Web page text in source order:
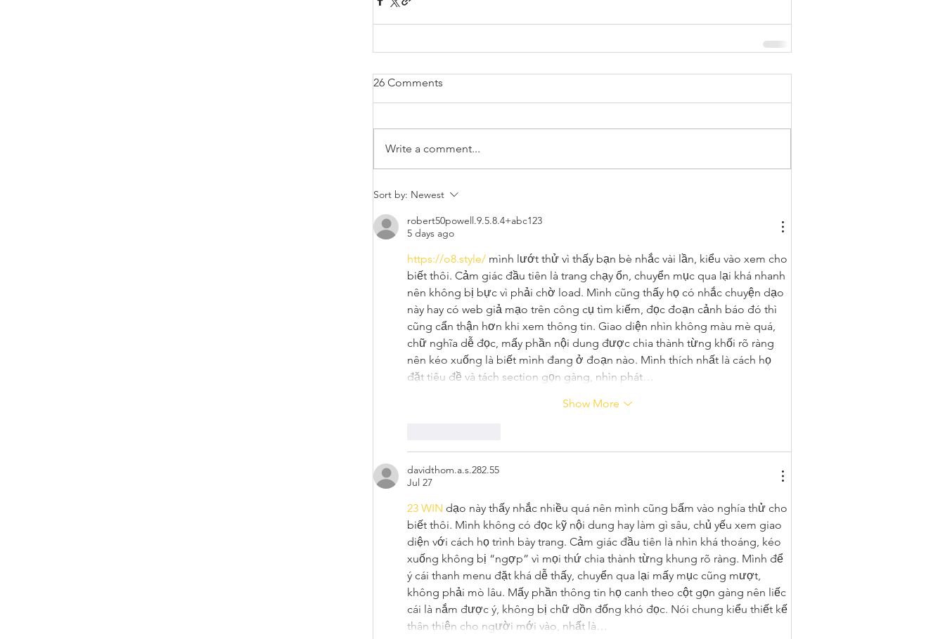
26 Comments
Write a comment...
Sort by: Newest
robert50powell.9.5.8.4+abc123
5 days ago
https://o8.style/ mình lướt thử vì thấy bạn bè nhắc vài lần, kiểu vào xem cho
biết thôi. Cảm giác đầu tiên là trang chạy ổn, chuyển mục qua lại khá nhanh
nên không bị bực vì phải chờ load. Mình cũng thấy họ có nhắc chuyện dạo
này hay có web giả mạo trên công cụ tìm kiếm, đọc đoạn cảnh báo đó thì
cũng cẩn thận hơn khi xem thông tin. Giao diện nhìn không màu mè quá,
chữ nghĩa dễ đọc, mấy phần nội dung được chia thành từng khối rõ ràng
nên kéo xuống là biết mình đang ở đoạn nào. Mình thích nhất là cách họ
đặt tiêu đề và tách section gọn gàng, nhìn phát…
Show More
davidthom.a.s.282.55
Jul 27
23 WIN dạo này thấy nhắc nhiều quá nên mình cũng bấm vào nghía thử cho
biết thôi. Mình không có đọc kỹ nội dung hay làm gì sâu, chủ yếu xem giao
diện với cách họ trình bày trang. Cảm giác đầu tiên là nhìn khá thoáng, kéo
xuống không bị “ngợp” vì mọi thứ chia thành từng khung rõ ràng. Mình để
ý cái thanh menu đặt khá dễ thấy, chuyển qua lại mấy mục cũng mượt,
không phải mò lâu. Mấy phần thông tin họ canh theo cột gọn gàng nên liếc
cái là nắm được ý, không bị chữ dồn đống khó đọc. Nói chung kiểu thiết kế
thân thiện cho người mới vào, nhất là…